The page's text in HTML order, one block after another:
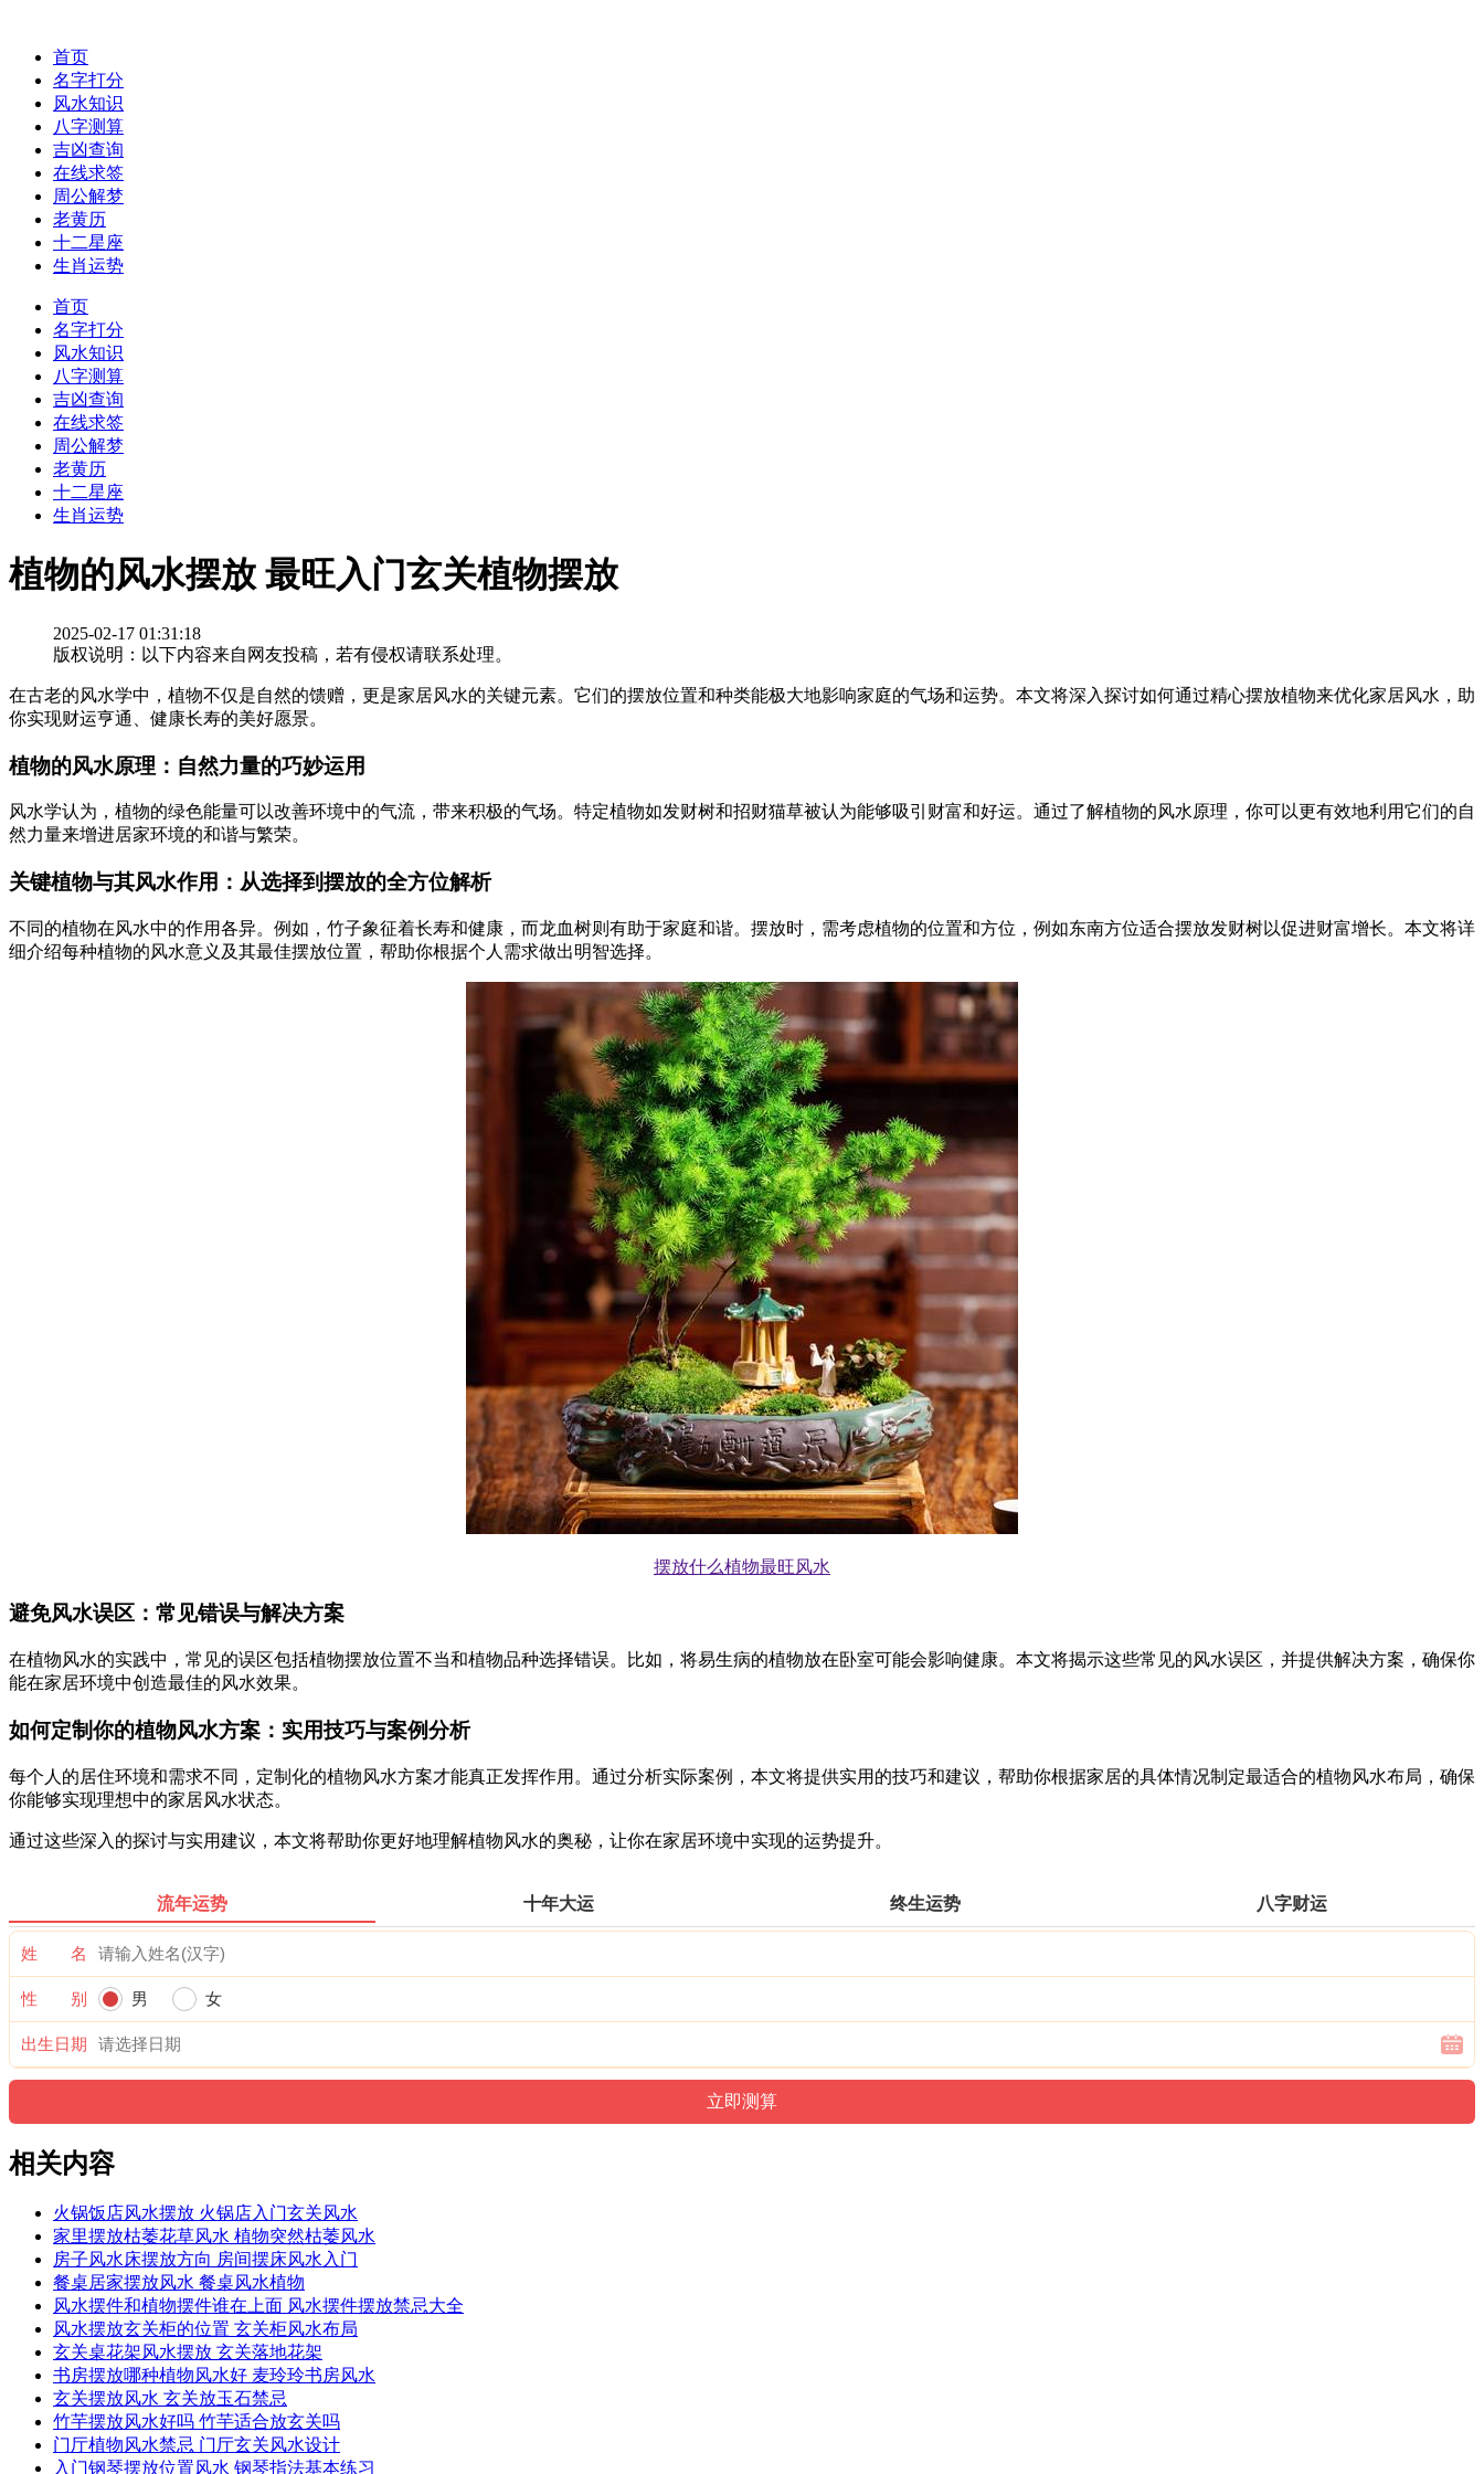
首页
名字打分
风水知识
八字测算
吉凶查询
在线求签
周公解梦
老黄历
十二星座
生肖运势
首页
名字打分
风水知识
八字测算
吉凶查询
在线求签
周公解梦
老黄历
十二星座
生肖运势
植物的风水摆放 最旺入门玄关植物摆放
2025-02-17 01:31:18
版权说明：以下内容来自网友投稿，若有侵权请联系处理。
在古老的风水学中，植物不仅是自然的馈赠，更是家居风水的关键元素。它们的摆放位置和种类能极大地影响家庭的气场和运势。本文将深入探讨如何通过精心摆放植物来优化家居风水，助
你实现财运亨通、健康长寿的美好愿景。
植物的风水原理：自然力量的巧妙运用
风水学认为，植物的绿色能量可以改善环境中的气流，带来积极的气场。特定植物如发财树和招财猫草被认为能够吸引财富和好运。通过了解植物的风水原理，你可以更有效地利用它们的自
然力量来增进居家环境的和谐与繁荣。
关键植物与其风水作用：从选择到摆放的全方位解析
不同的植物在风水中的作用各异。例如，竹子象征着长寿和健康，而龙血树则有助于家庭和谐。摆放时，需考虑植物的位置和方位，例如东南方位适合摆放发财树以促进财富增长。本文将详
细介绍每种植物的风水意义及其最佳摆放位置，帮助你根据个人需求做出明智选择。
摆放什么植物最旺风水
避免风水误区：常见错误与解决方案
在植物风水的实践中，常见的误区包括植物摆放位置不当和植物品种选择错误。比如，将易生病的植物放在卧室可能会影响健康。本文将揭示这些常见的风水误区，并提供解决方案，确保你
能在家居环境中创造最佳的风水效果。
如何定制你的植物风水方案：实用技巧与案例分析
每个人的居住环境和需求不同，定制化的植物风水方案才能真正发挥作用。通过分析实际案例，本文将提供实用的技巧和建议，帮助你根据家居的具体情况制定最适合的植物风水布局，确保
你能够实现理想中的家居风水状态。
通过这些深入的探讨与实用建议，本文将帮助你更好地理解植物风水的奥秘，让你在家居环境中实现的运势提升。
流年运势 十年大运 终生运势 八字财运
姓 名
性 别 男 女
出生日期
相关内容
火锅饭店风水摆放 火锅店入门玄关风水
家里摆放枯萎花草风水 植物突然枯萎风水
房子风水床摆放方向 房间摆床风水入门
餐桌居家摆放风水 餐桌风水植物
风水摆件和植物摆件谁在上面 风水摆件摆放禁忌大全
风水摆放玄关柜的位置 玄关柜风水布局
玄关桌花架风水摆放 玄关落地花架
书房摆放哪种植物风水好 麦玲玲书房风水
玄关摆放风水 玄关放玉石禁忌
竹芋摆放风水好吗 竹芋适合放玄关吗
门厅植物风水禁忌 门厅玄关风水设计
入门钢琴摆放位置风水 钢琴指法基本练习